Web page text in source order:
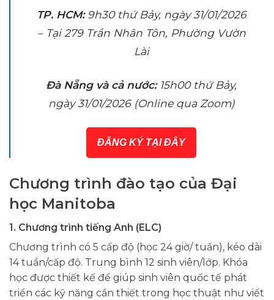
TP. HCM:9h30 thứ Bảy, ngày 31/01/2026
– Tại 279 Trần Nhân Tôn, Phường Vườn
Lài
Đà Nẵng và cả nước: 15h00 thứ Bảy,
ngày 31/01/2026 (Online qua Zoom)
ĐĂNG KÝ TẠI ĐÂY
Chương trình đào tạo của Đại
học Manitoba
1. Chương trình tiếng Anh (ELC)
Chương trình có 5 cấp độ (học 24 giờ/ tuần), kéo dài
14 tuần/cấp độ. Trung bình 12 sinh viên/lớp. Khóa
học được thiết kế để giúp sinh viên quốc tế phát
triển các kỹ năng cần thiết trong học thuật như viết